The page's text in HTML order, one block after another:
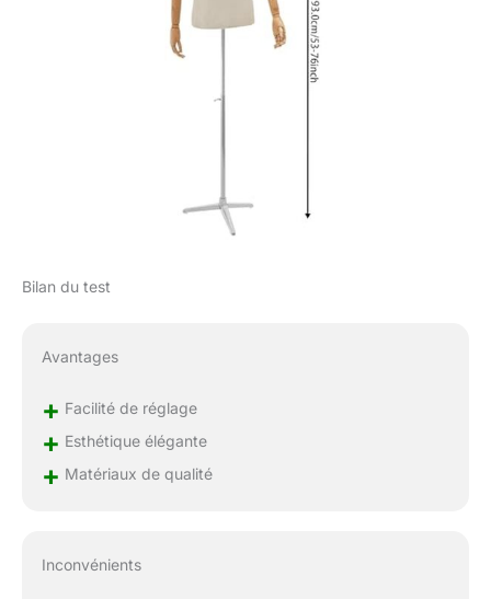
Bilan du test
Avantages
+ Facilité de réglage
+ Esthétique élégante
+ Matériaux de qualité
Inconvénients